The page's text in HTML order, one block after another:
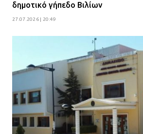
δημοτικό γήπεδο Βιλίων
27.07.2026 | 20:49